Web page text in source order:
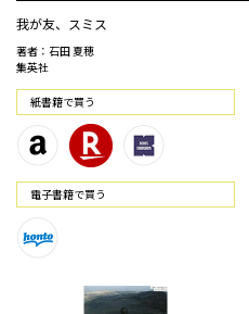
我が友、スミス
著者：石田 夏穂
集英社
紙書籍で買う
電⼦書籍で買う